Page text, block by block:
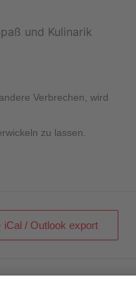
und Kulinarik
Verbrechen, wird
zu lassen.
iCal / Outlook export